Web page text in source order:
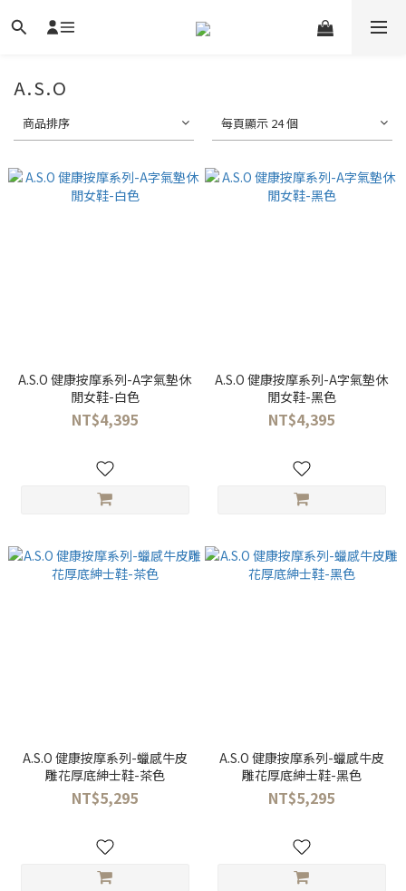
A.S.O
商品排序 每頁顯示 24 個
A.S.O 健康按摩系列-A字氣墊休
閒女鞋-白色
NT$4,395
A.S.O 健康按摩系列-A字氣墊休
閒女鞋-黑色
NT$4,395
A.S.O 健康按摩系列-蠟感牛皮
雕花厚底紳士鞋-茶色
NT$5,295
A.S.O 健康按摩系列-蠟感牛皮
雕花厚底紳士鞋-黑色
NT$5,295